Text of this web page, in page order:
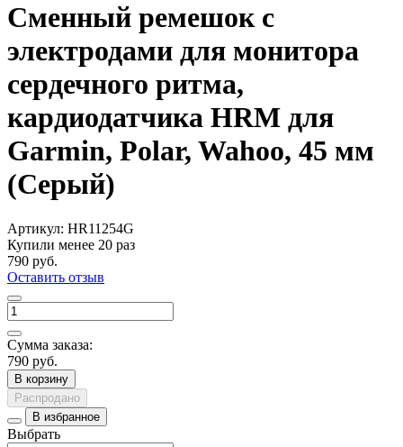
Сменный ремешок с
электродами для монитора
сердечного ритма,
кардиодатчика HRM для
Garmin, Polar, Wahoo, 45 мм
(Серый)
Артикул: HR11254G
Купили менее 20 раз
790 руб.
Оставить отзыв
Сумма заказа:
790 руб.
В корзину
Распродано
В избранное
Выбрать